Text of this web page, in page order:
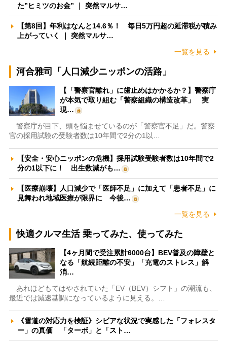
た”ヒミツのお金” ｜ 突然マルサ…
【第8回】年利はなんと14.6％！ 毎日5万円超の延滞税が積み
上がっていく ｜ 突然マルサ…
一覧を見る
河合雅司「人口減少ニッポンの活路」
【「警察官離れ」に歯止めはかかるか？】警察庁
が本気で取り組む「警察組織の構造改革」 実
現…
警察庁が目下、頭を悩ませているのが「警察官不足」だ。警察
官の採用試験の受験者数は10年間で2分の1以…
【安全・安心ニッポンの危機】採用試験受験者数は10年間で2
分の1以下に！ 出生数減がも…
【医療崩壊】人口減少で「医師不足」に加えて「患者不足」に
見舞われ地域医療が限界に 今後…
一覧を見る
快適クルマ生活 乗ってみた、使ってみた
【4ヶ月間で受注累計6000台】BEV普及の障壁と
なる「航続距離の不安」「充電のストレス」解
消…
あれほどもてはやされていた「EV（BEV）シフト」の潮流も、
最近では減速基調になっているように見える。…
《雪道の対応力を検証》シビアな状況で実感した「フォレスタ
ー」の真価 「ターボ」と「スト…